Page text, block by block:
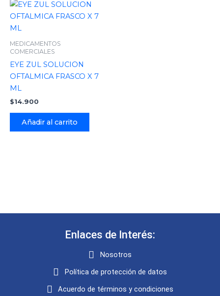
MEDICAMENTOS
COMERCIALES
EYE ZUL SOLUCION
OFTALMICA FRASCO X 7
ML
$14.900
Añadir al carrito
Enlaces de Interés:
Nosotros
Política de protección de datos
Acuerdo de términos y condiciones